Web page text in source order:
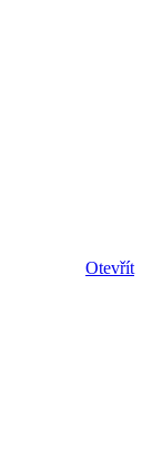
Otevřít